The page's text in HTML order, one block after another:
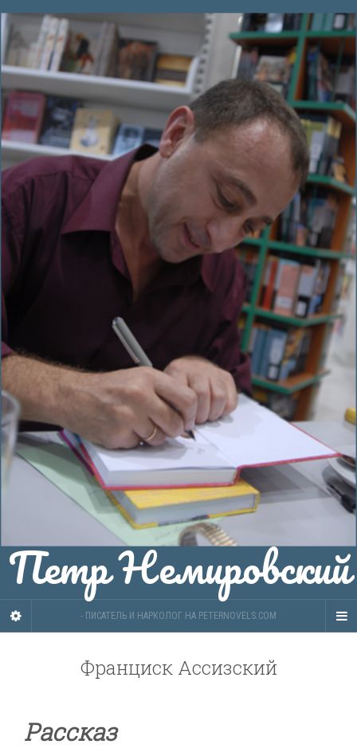
Петр Немировский
- ПИСАТЕЛЬ И НАРКОЛОГ НА PETERNOVELS.COM
Франциск Ассизский
Рассказ